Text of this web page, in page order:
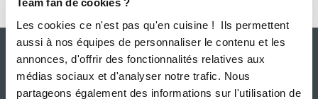
Les cookies ce n'est pas qu'en cuisine ! Ils permettent
aussi à nos équipes de personnaliser le contenu et les
annonces, d'offrir des fonctionnalités relatives aux
médias sociaux et d'analyser notre trafic. Nous
partageons également des informations sur l'utilisation de